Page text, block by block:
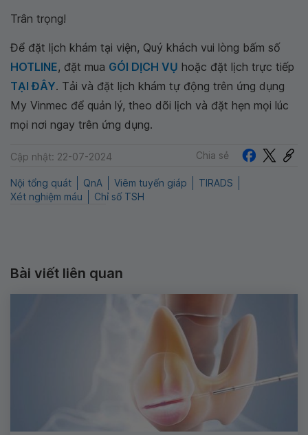
Trân trọng!
Để đặt lịch khám tại viện, Quý khách vui lòng bấm số
HOTLINE, đặt mua GÓI DỊCH VỤ hoặc đặt lịch trực tiếp
TẠI ĐÂY. Tải và đặt lịch khám tự động trên ứng dụng
My Vinmec để quản lý, theo dõi lịch và đặt hẹn mọi lúc
mọi nơi ngay trên ứng dụng.
Cập nhật: 22-07-2024 Chia sẻ
Nội tổng quát QnA Viêm tuyến giáp
TIRADS
Xét nghiệm máu
Chỉ số TSH
Bài viết liên quan